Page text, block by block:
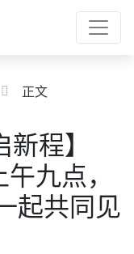
 正文
程】
九点，
起共同见